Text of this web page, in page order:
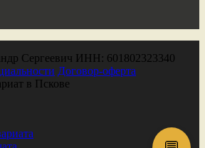
Сергеевич ИНН: 601802323340
Договор-оферта
в Пскове